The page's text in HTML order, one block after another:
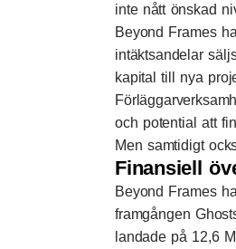
inte nått önskad
Beyond Frames
intäktsandelar
kapital till nya
och potential att
Men samtidigt
Finansiell
Beyond Frames
framgången
landade på 12,6